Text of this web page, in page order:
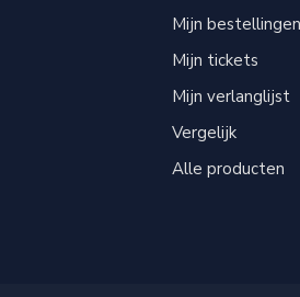
Mijn bestellingen
Mijn tickets
Mijn verlanglijst
Vergelijk
Alle producten